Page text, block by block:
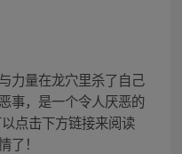
力量在龙穴里杀了自己
事，是一个令人厌恶的
点击下方链接来阅读
了！